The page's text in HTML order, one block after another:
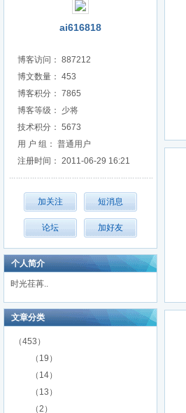
ai616818
博客访问： 887212
博文数量： 453
博客积分： 7865
博客等级： 少将
技术积分： 5673
用 户 组： 普通用户
注册时间： 2011-06-29 16:21
个人简介
时光荏苒..
文章分类
（453）
（19）
（14）
（13）
（2）